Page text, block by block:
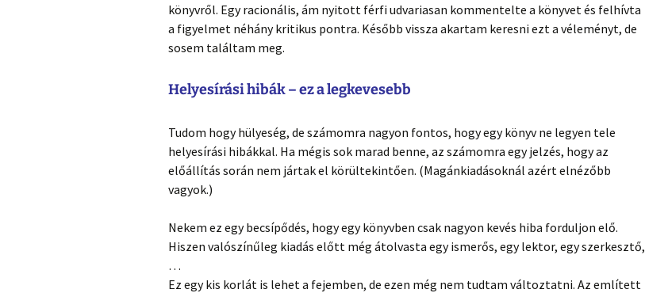
könyvről. Egy racionális, ám nyitott férfi udvariasan kommentelte a könyvet és felhívta
a figyelmet néhány kritikus pontra. Később vissza akartam keresni ezt a véleményt, de
sosem találtam meg.
Helyesírási hibák – ez a legkevesebb
Tudom hogy hülyeség, de számomra nagyon fontos, hogy egy könyv ne legyen tele
helyesírási hibákkal. Ha mégis sok marad benne, az számomra egy jelzés, hogy az
előállítás során nem jártak el körültekintően. (Magánkiadásoknál azért elnézőbb
vagyok.)
Nekem ez egy becsípődés, hogy egy könyvben csak nagyon kevés hiba forduljon elő.
Hiszen valószínűleg kiadás előtt még átolvasta egy ismerős, egy lektor, egy szerkesztő,
…
Ez egy kis korlát is lehet a fejemben, de ezen még nem tudtam változtatni. Az említett